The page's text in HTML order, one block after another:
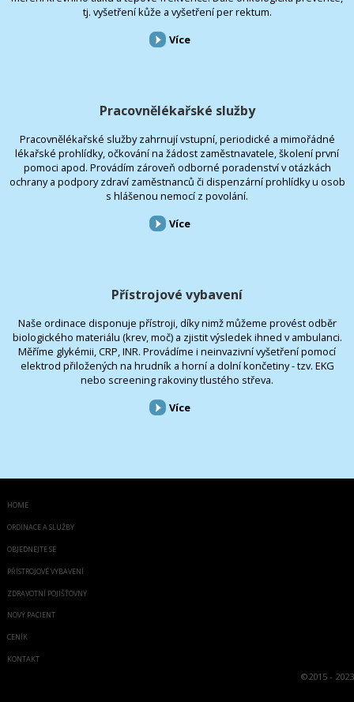
tj. vyšetření kůže a vyšetření per rektum.
Více
Pracovnělékařské služby
Pracovnělékařské služby zahrnují vstupní, periodické a mimořádné
lékařské prohlídky, očkování na žádost zaměstnavatele, školení první
pomoci apod. Provádím zároveň odborné poradenství v otázkách
ochrany a podpory zdraví zaměstnanců či dispenzární prohlídky u osob
s hlášenou nemocí z povolání.
Více
Přístrojové vybavení
Naše ordinace disponuje přístroji, díky nimž můžeme provést odběr
biologického materiálu (krev, moč) a zjistit výsledek ihned v ambulanci.
Měříme glykémii, CRP, INR. Provádíme i neinvazivní vyšetření pomocí
elektrod přiložených na hrudník a horní a dolní končetiny - tzv. EKG
nebo screening rakoviny tlustého střeva.
Více
HOME
ORDINACE A SLUŽBY
OBJEDNEJTE SE
PŘÍSTROJOVÉ VYBAVENÍ
ZDRAVOTNÍ POJIŠŤOVNY
NOVÝ PACIENT
CENÍK
KONTAKT
©2015 - 2023